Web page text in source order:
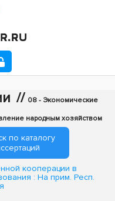
// 08 - Экономические
народным хозяйством
по каталогу
кооперации в
: На прим. Респ.